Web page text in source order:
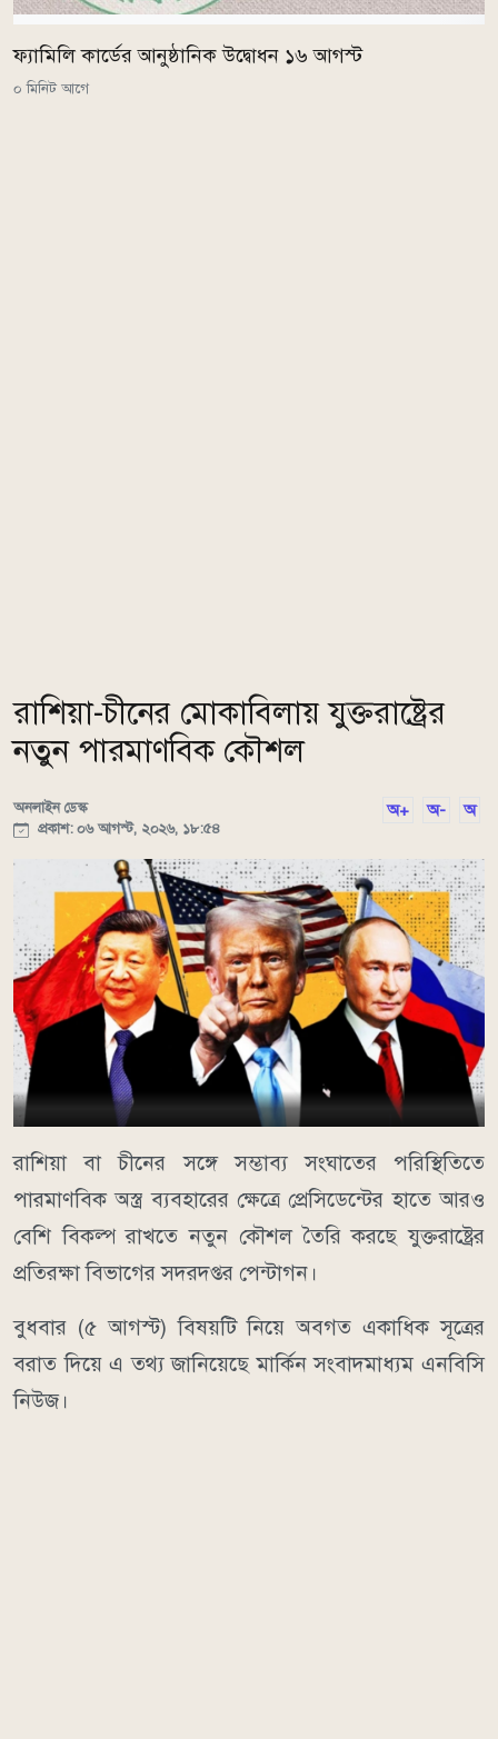
ফ্যামিলি কার্ডের আনুষ্ঠানিক উদ্বোধন ১৬ আগস্ট
০ মিনিট আগে
রাশিয়া-চীনের মোকাবিলায় যুক্তরাষ্ট্রের
নতুন পারমাণবিক কৌশল
অনলাইন ডেস্ক
প্রকাশ: ০৬ আগস্ট, ২০২৬, ১৮:৫৪
অ+ অ- অ
রাশিয়া বা চীনের সঙ্গে সম্ভাব্য সংঘাতের পরিস্থিতিতে
পারমাণবিক অস্ত্র ব্যবহারের ক্ষেত্রে প্রেসিডেন্টের হাতে আরও
বেশি বিকল্প রাখতে নতুন কৌশল তৈরি করছে যুক্তরাষ্ট্রের
প্রতিরক্ষা বিভাগের সদরদপ্তর পেন্টাগন।
বুধবার (৫ আগস্ট) বিষয়টি নিয়ে অবগত একাধিক সূত্রের
বরাত দিয়ে এ তথ্য জানিয়েছে মার্কিন সংবাদমাধ্যম এনবিসি
নিউজ।